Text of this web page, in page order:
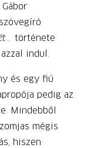
története
azzal indul.
és egy fiú
pedig az
Mindebből
mégis
hiszen